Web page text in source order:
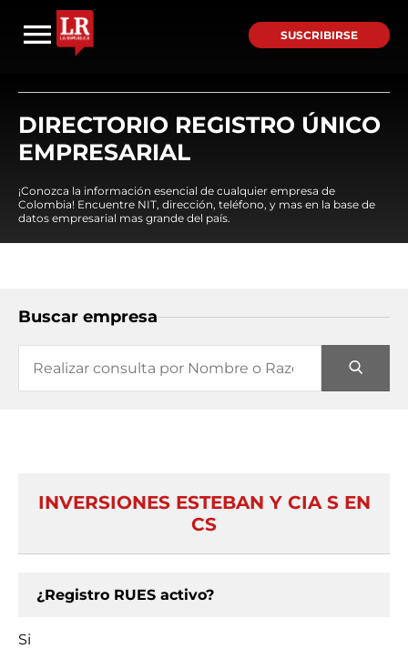
SUSCRIBIRSE
DIRECTORIO REGISTRO ÚNICO
EMPRESARIAL
¡Conozca la información esencial de cualquier empresa de
Colombia! Encuentre NIT, dirección, teléfono, y mas en la base de
datos empresarial mas grande del país.
Buscar empresa
INVERSIONES ESTEBAN Y CIA S EN
CS
¿Registro RUES activo?
Si